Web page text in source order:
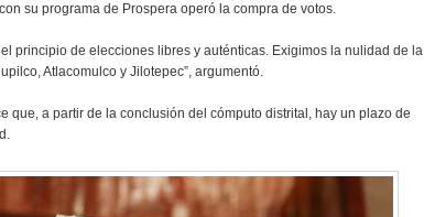
su programa de Prospera operó la compra de votos.
principio de elecciones libres y auténticas. Exigimos la nulidad de la
Atlacomulco y Jilotepec”, argumentó.
que, a partir de la conclusión del cómputo distrital, hay un plazo de